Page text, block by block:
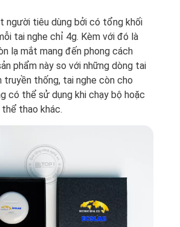
người tiêu dùng bởi có tổng khối
tai nghe chỉ 4g. Kèm với đó là
lạ mắt mang đến phong cách
phẩm này so với những dòng tai
thống, tai nghe còn cho
có thể sử dụng khi chạy bộ hoặc
thao khác.